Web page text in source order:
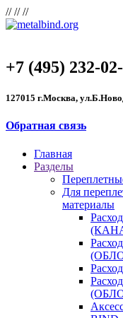
//////
+7 (495) 232-
127015 г.Москва,
Обратная связь
Главная
Разделы
Для
материалы